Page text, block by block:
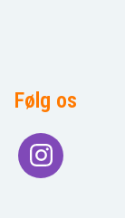
Følg os